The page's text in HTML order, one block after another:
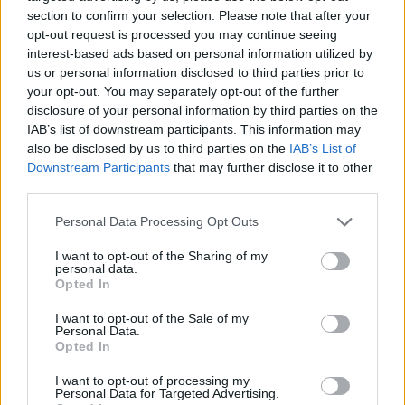
section to confirm your selection. Please note that after your
opt-out request is processed you may continue seeing
interest-based ads based on personal information utilized by
us or personal information disclosed to third parties prior to
your opt-out. You may separately opt-out of the further
disclosure of your personal information by third parties on the
IAB’s list of downstream participants. This information may
also be disclosed by us to third parties on the IAB’s List of
Downstream Participants that may further disclose it to other
Personal Data Processing Opt Outs
I want to opt-out of the Sharing of my
personal data.
Opted In
I want to opt-out of the Sale of my
Personal Data.
Opted In
I want to opt-out of processing my
Personal Data for Targeted Advertising.
ΟΛΕΣ ΟΙ ΕΙΔΗΣΕΙΣ
ΔΗΜΟΦΙΛΗ
HELLENiQ ENERGY: Κέρδη 393 εκατ. ευρώ στο α'
εξάμηνο – Στα 734 εκατ. ευρώ τα EBITDA
Metlen: Ρεκόρ EBITDA στο α' εξάμηνο, στα 550
εκατ. ευρώ – Καθαρά κέρδη 313 εκατ. ευρώ
06/08/2026 - 09:12 ΕΠΙΧΕΙΡΗΣΕΙΣ